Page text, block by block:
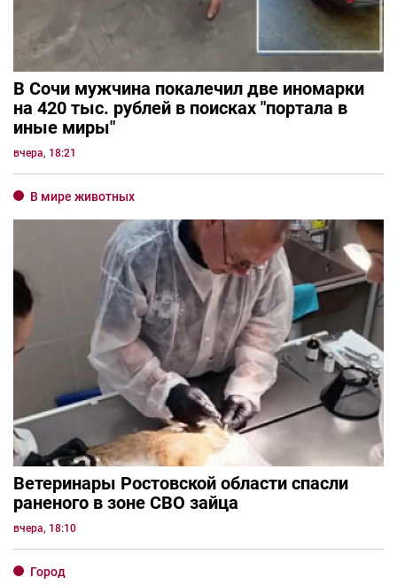
В Сочи мужчина покалечил две иномарки
на 420 тыс. рублей в поисках "портала в
иные миры"
вчера, 18:21
В мире животных
Ветеринары Ростовской области спасли
раненого в зоне СВО зайца
вчера, 18:10
Город